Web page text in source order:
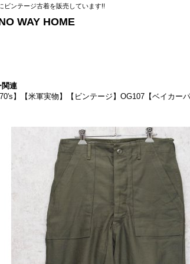
ビンテージ古着を販売しています!!
WAY HOME
関連
】【米軍実物】【ビンテージ】OG107【ベイカー